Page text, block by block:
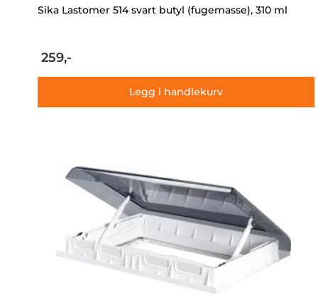
Sika Lastomer 514 svart butyl (fugemasse), 310 ml
259,-
Legg i handlekurv